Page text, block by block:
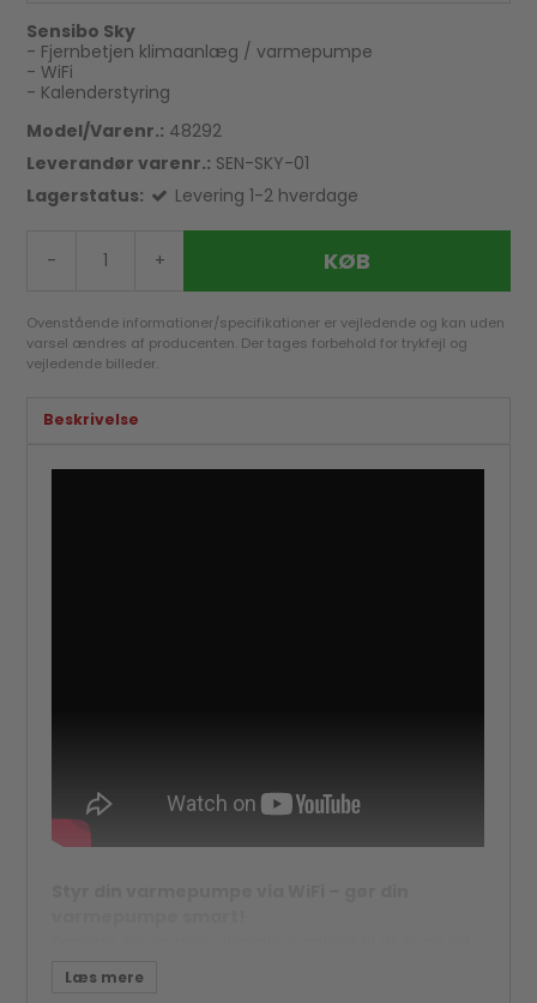
Sensibo Sky
- Fjernbetjen klimaanlæg / varmepumpe
- WiFi
- Kalenderstyring
Model/Varenr.: 48292
Leverandør varenr.: SEN-SKY-01
Lagerstatus:
Levering 1-2 hverdage
- + KØB
Ovenstående informationer/specifikationer er vejledende og kan uden
varsel ændres af producenten. Der tages forbehold for trykfejl og
vejledende billeder.
Beskrivelse
klimaanlæg og varmepumpe via din smartphone.